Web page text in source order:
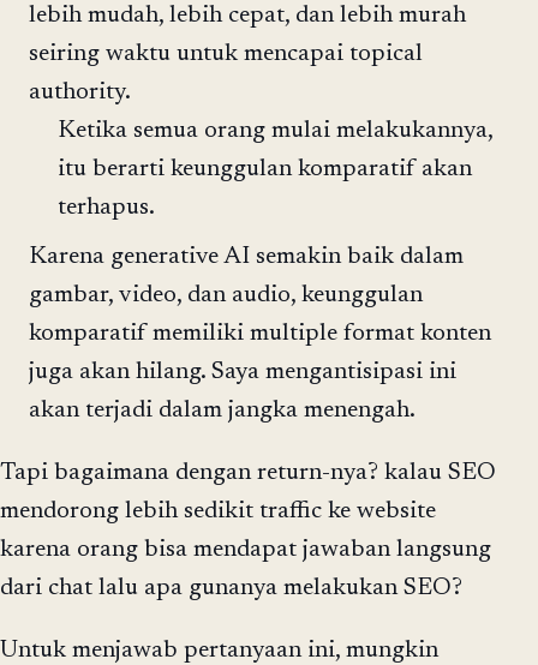
lebih mudah, lebih cepat, dan lebih murah
seiring waktu untuk mencapai topical
authority.
Ketika semua orang mulai melakukannya,
itu berarti keunggulan komparatif akan
terhapus.
Karena generative AI semakin baik dalam
gambar, video, dan audio, keunggulan
komparatif memiliki multiple format konten
juga akan hilang. Saya mengantisipasi ini
akan terjadi dalam jangka menengah.
Tapi bagaimana dengan return-nya? kalau SEO
mendorong lebih sedikit traffic ke website
karena orang bisa mendapat jawaban langsung
dari chat lalu apa gunanya melakukan SEO?
Untuk menjawab pertanyaan ini, mungkin